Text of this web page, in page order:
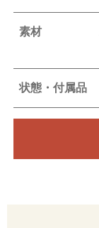
素材
状態・付属品